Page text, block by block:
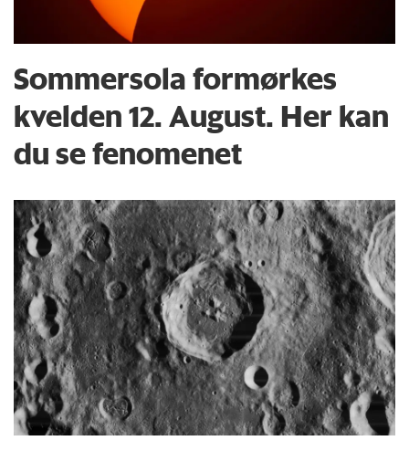
Sommersola formørkes
kvelden 12. August. Her kan
du se fenomenet